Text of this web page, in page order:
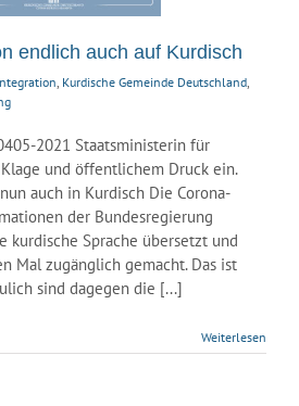
endlich auch auf Kurdisch
, Kurdische Gemeinde Deutschland,
2021 Staatsministerin für
und öffentlichem Druck ein.
auch in Kurdisch Die Corona-
der Bundesregierung
kurdische Sprache übersetzt und
Mal zugänglich gemacht. Das ist
sind dagegen die [...]
Weiterlesen